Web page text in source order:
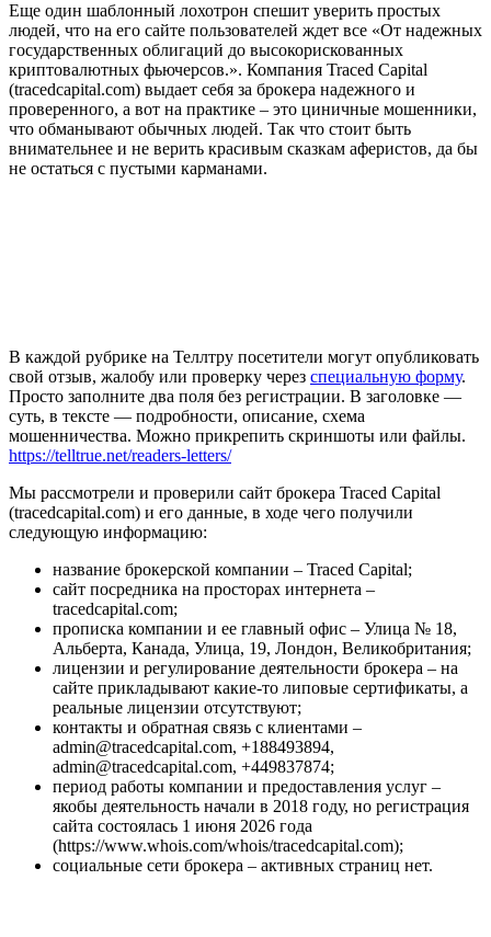
Еще один шаблонный лохотрон спешит уверить простых
людей, что на его сайте пользователей ждет все «От надежных
государственных облигаций до высокорискованных
криптовалютных фьючерсов.». Компания Traced Capital
(tracedcapital.com) выдает себя за брокера надежного и
проверенного, а вот на практике – это циничные мошенники,
что обманывают обычных людей. Так что стоит быть
внимательнее и не верить красивым сказкам аферистов, да бы
не остаться с пустыми карманами.
В каждой рубрике на Теллтру посетители могут опубликовать
свой отзыв, жалобу или проверку через специальную форму.
Просто заполните два поля без регистрации. В заголовке —
суть, в тексте — подробности, описание, схема
мошенничества. Можно прикрепить скриншоты или файлы.
https://telltrue.net/readers-letters/
Мы рассмотрели и проверили сайт брокера Traced Capital
(tracedcapital.com) и его данные, в ходе чего получили
следующую информацию:
название брокерской компании – Traced Capital;
сайт посредника на просторах интернета –
tracedcapital.com;
прописка компании и ее главный офис – Улица № 18,
Альберта, Канада, Улица, 19, Лондон, Великобритания;
лицензии и регулирование деятельности брокера – на
сайте прикладывают какие-то липовые сертификаты, а
реальные лицензии отсутствуют;
контакты и обратная связь с клиентами –
admin@tracedcapital.com, +188493894,
admin@tracedcapital.com, +449837874;
период работы компании и предоставления услуг –
якобы деятельность начали в 2018 году, но регистрация
сайта состоялась 1 июня 2026 года
(https://www.whois.com/whois/tracedcapital.com);
социальные сети брокера – активных страниц нет.